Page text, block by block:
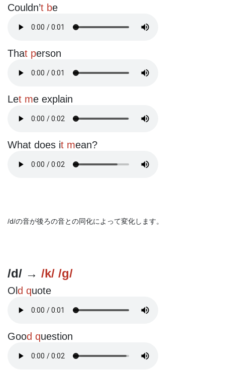
Couldn’t be
That person
Let me explain
What does it mean?
/d/の音が後ろの音との同化によって変化します。
/d/ → /k/ /g/
Ol d quote
Good question